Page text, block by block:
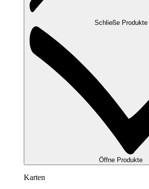
Schließe Produkte
Öffne Produkte
Karten